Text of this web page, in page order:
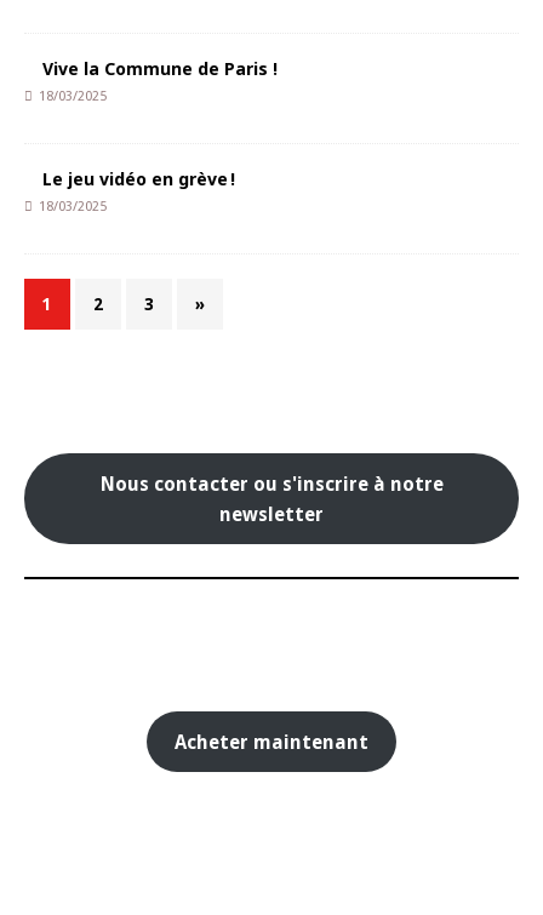
Vive la Commune de Paris !
18/03/2025
Le jeu vidéo en grève !
18/03/2025
1 2 3 »
Nous contacter ou s'inscrire à notre
newsletter
Acheter maintenant